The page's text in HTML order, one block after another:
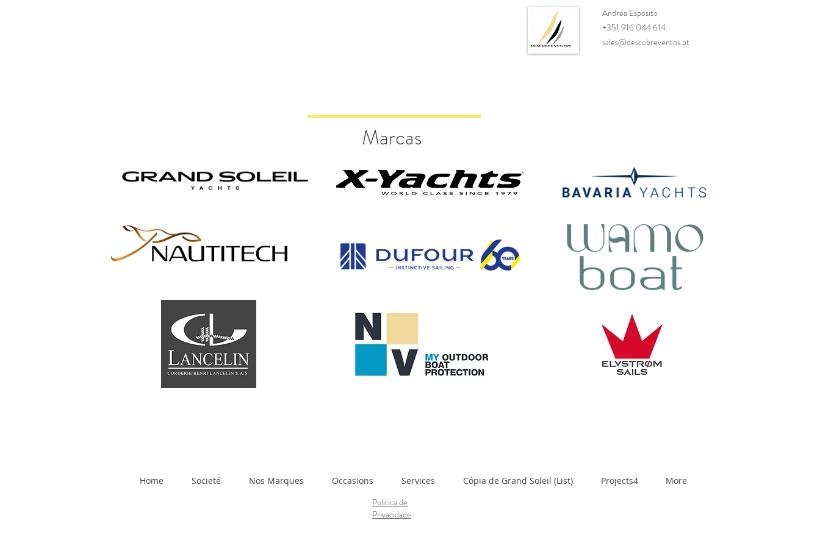
Andrea Esposito
+351 916 044 614
sales@descobreventos.pt
Marcas
Home Societé Nos Marques Occasions Services Cópia de Grand Soleil (List) Projects4 More
Politica de
Privacidade